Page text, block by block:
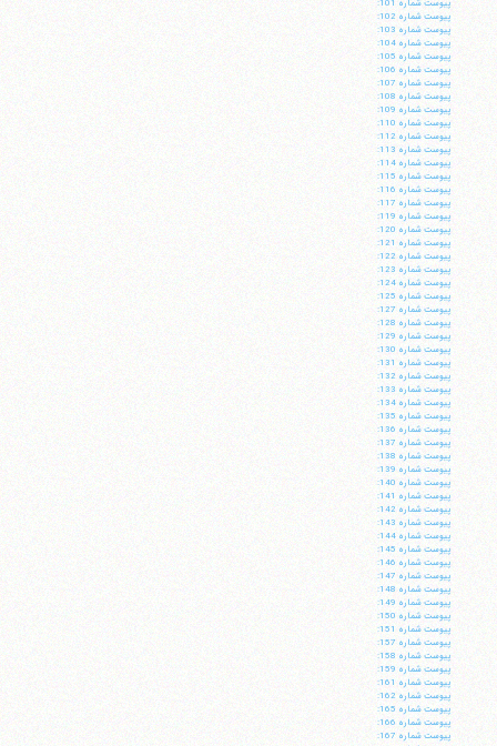
پيوست شماره 101:
پيوست شماره 102:
پيوست شماره 103:
پيوست شماره 104:
پيوست شماره 105:
پيوست شماره 106:
پيوست شماره 107:
پيوست شماره 108:
پيوست شماره 109:
پيوست شماره 110:
پيوست شماره 112:
پيوست شماره 113:
پيوست شماره 114:
پيوست شماره 115:
پيوست شماره 116:
پيوست شماره 117:
پيوست شماره 119:
پيوست شماره 120:
پيوست شماره 121:
پيوست شماره 122:
پيوست شماره 123:
پيوست شماره 124:
پيوست شماره 125:
پيوست شماره 127:
پيوست شماره 128:
پيوست شماره 129:
پيوست شماره 130:
پيوست شماره 131:
پيوست شماره 132:
پيوست شماره 133:
پيوست شماره 134:
پيوست شماره 135:
پيوست شماره 136:
پيوست شماره 137:
پيوست شماره 138:
پيوست شماره 139:
پيوست شماره 140:
پيوست شماره 141:
پيوست شماره 142:
پيوست شماره 143:
پيوست شماره 144:
پيوست شماره 145:
پيوست شماره 146:
پيوست شماره 147:
پيوست شماره 148:
پيوست شماره 149:
پيوست شماره 150:
پيوست شماره 151:
پيوست شماره 157:
پيوست شماره 158:
پيوست شماره 159:
پيوست شماره 161:
پيوست شماره 162:
پيوست شماره 165:
پيوست شماره 166:
پيوست شماره 167: